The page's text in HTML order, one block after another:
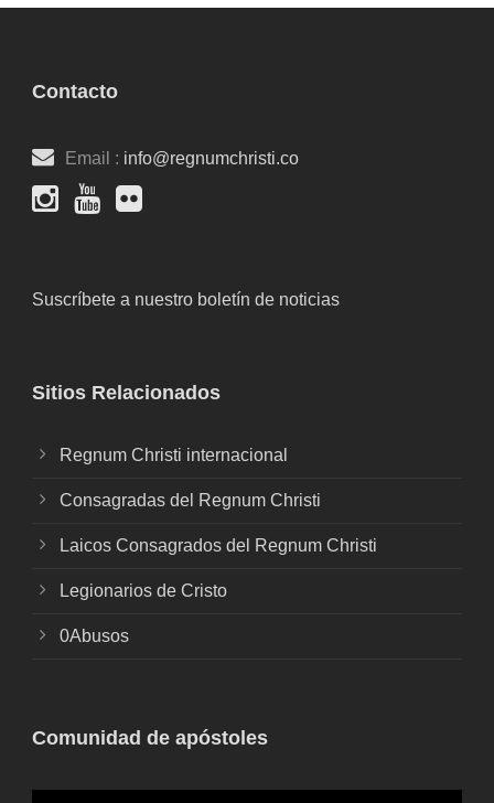
Contacto
Email : info@regnumchristi.co
Suscríbete a nuestro boletín de noticias
Sitios Relacionados
Regnum Christi internacional
Consagradas del Regnum Christi
Laicos Consagrados del Regnum Christi
Legionarios de Cristo
0Abusos
Comunidad de apóstoles